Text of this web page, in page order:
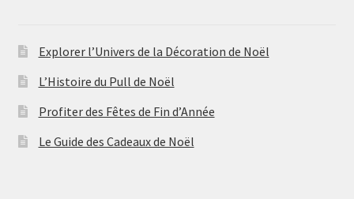
Explorer l’Univers de la Décoration de Noël
L’Histoire du Pull de Noël
Profiter des Fêtes de Fin d’Année
Le Guide des Cadeaux de Noël